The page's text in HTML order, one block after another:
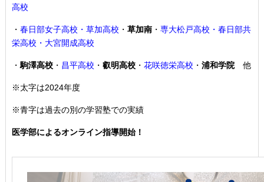
高校
・ 春日部女子高校・草加高校 ・ 草加南・ 専大松戸高校 ・春日部共
栄高校・大宮開成高校
・ 駒澤高校・ 昌平高校 ・ 叡明高校・ 花咲徳栄高校 ・ 浦和学院他
※太字は2024年度
※青字は過去の別の学習塾での実績
医学部によるオンライン指導開始！